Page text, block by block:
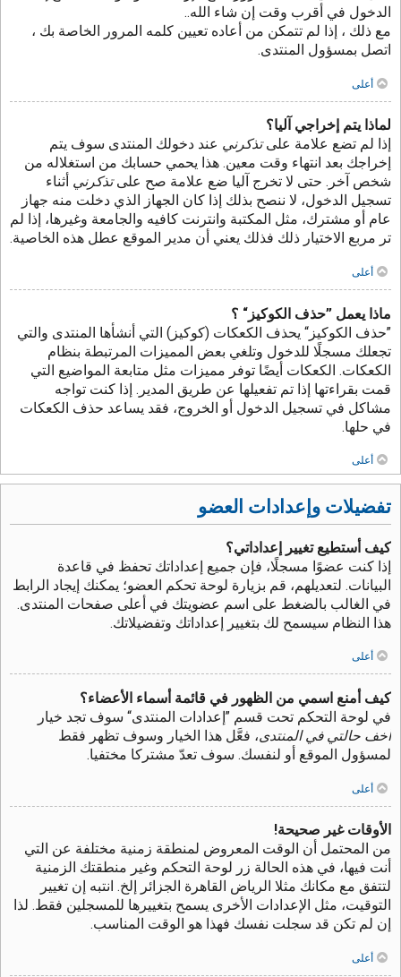
الدخول في أقرب وقت إن شاء الله..
مع ذلك ، إذا لم تتمكن من أعاده تعيين كلمه المرور الخاصة بك ،
اتصل بمسؤول المنتدى.
أعلى
لماذا يتم إخراجي آليا؟
إذا لم تضع علامة علىتذكرني عند دخولك المنتدى سوف يتم
إخراجك بعد انتهاء وقت معين. هذا يحمي حسابك من استغلاله من
شخص آخر. حتى لا تخرج آليا ضع علامة صح علىتذكرني أثناء
تسجيل الدخول، لا ننصح بذلك إذا كان الجهاز الذي دخلت منه جهاز
عام أو مشترك، مثل المكتبة وانترنت كافيه والجامعة وغيرها، إذا لم
تر مربع الاختيار ذلك فذلك يعني أن مدير الموقع عطل هذه الخاصية.
أعلى
ماذا يعمل ”حذف الكوكيز“ ؟
”حذف الكوكيز“ يحذف الكعكات (كوكيز) التي أنشأها المنتدى والتي
تجعلك مسجلًا للدخول وتلغي بعض المميزات المرتبطة بنظام
الكعكات. الكعكات أيضًا توفر مميزات مثل متابعة المواضيع التي
قمت بقراءتها إذا تم تفعيلها عن طريق المدير. إذا كنت تواجه
مشاكل في تسجيل الدخول أو الخروج، فقد يساعد حذف الكعكات
في حلها.
أعلى
تفضيلات وإعدادات العضو
كيف أستطيع تغيير إعداداتي؟
إذا كنت عضوًا مسجلًا، فإن جميع إعداداتك تحفظ في قاعدة
البيانات. لتعديلهم، قم بزيارة لوحة تحكم العضو؛ يمكنك إيجاد الرابط
في الغالب بالضغط على اسم عضويتك في أعلى صفحات المنتدى.
هذا النظام سيسمح لك بتغيير إعداداتك وتفضيلاتك.
أعلى
كيف أمنع اسمي من الظهور في قائمة أسماء الأعضاء؟
في لوحة التحكم تحت قسم ”إعدادات المنتدى“ سوف تجد خيار
أخف حالتي في المنتدى، فعَّل هذا الخيار وسوف تظهر فقط
لمسؤول الموقع أو لنفسك. سوف تعدّ مشتركا مختفيا.
أعلى
الأوقات غير صحيحة!
من المحتمل أن الوقت المعروض لمنطقة زمنية مختلفة عن التي
أنت فيها، في هذه الحالة زر لوحة التحكم وغير منطقتك الزمنية
لتتفق مع مكانك مثلا الرياض القاهرة الجزائر إلخ. انتبه إن تغيير
التوقيت، مثل الإعدادات الأخرى يسمح بتغييرها للمسجلين فقط. لذا
إن لم تكن قد سجلت نفسك فهذا هو الوقت المناسب.
أعلى